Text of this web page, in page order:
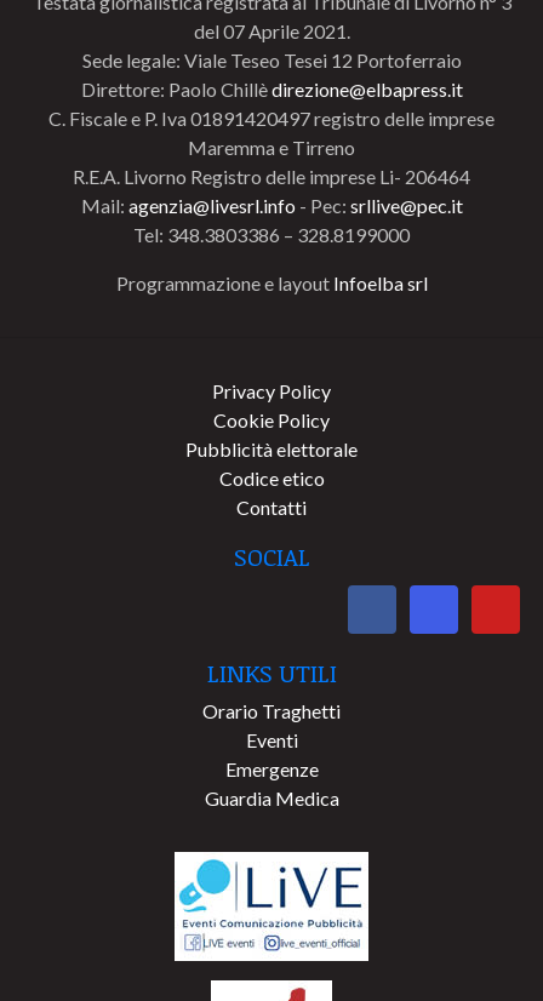
del 07 Aprile 2021.
Sede legale: Viale Teseo Tesei 12 Portoferraio
Direttore: Paolo Chillèdirezione@elbapress.it
C. Fiscale e P. Iva 01891420497 registro delle imprese
Maremma e Tirreno
R.E.A. Livorno Registro delle imprese Li- 206464
Mail: agenzia@livesrl.info - Pec: srllive@pec.it
Tel: 348.3803386 – 328.8199000
Programmazione e layout Infoelba srl
Privacy Policy
Cookie Policy
Pubblicità elettorale
Codice etico
Contatti
SOCIAL
LINKS UTILI
Orario Traghetti
Eventi
Emergenze
Guardia Medica